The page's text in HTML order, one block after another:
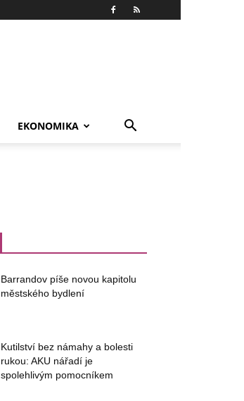
EKONOMIKA
Barrandov píše novou kapitolu
městského bydlení
Kutilství bez námahy a bolesti
rukou: AKU nářadí je
spolehlivým pomocníkem